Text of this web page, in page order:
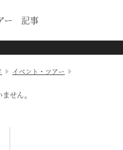
ー 記事
イベント・ツアー
せん。